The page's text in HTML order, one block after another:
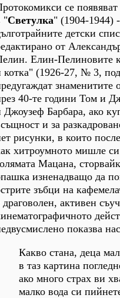
се
"Светулка" (1904-1944)
детски
от
Елин-Пелиновите
котка" (1926-27, № 3,
знаменитите
40-те години Том и
Джоузеф Барбара, ако
и за
рисунки, в които
хитроумното мишле
Мацана,
изненадващо да
зъбци на
драговолен, активен
показва
Какво стана, деца
в таз картина
ако много страх ви
малко вода си